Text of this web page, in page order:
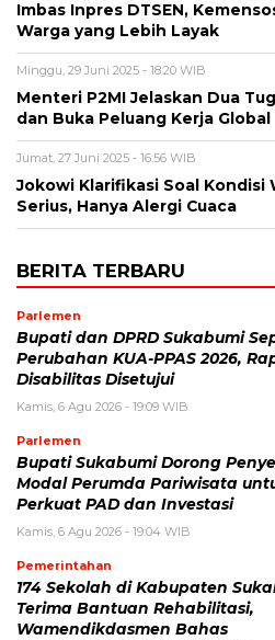
Imbas Inpres DTSEN,
Warga yang Lebih Layak
Minggu, 29 Juni 2025 - 18:20 WIB
Menteri P2MI Jelaskan Dua
dan Buka Peluang Kerja Global
Jumat, 27 Juni 2025 - 16:56 WIB
Jokowi Klarifikasi Soal Kondisi
Serius, Hanya Alergi Cuaca
BERITA TERBARU
Parlemen
Bupati dan DPRD Sukabumi
Perubahan KUA-PPAS 2026,
Disabilitas Disetujui
Kamis, 6 Agu 2026 - 19:09 WIB
Parlemen
Bupati Sukabumi Dorong
Modal Perumda Pariwisata
Perkuat PAD dan Investasi
Kamis, 6 Agu 2026 - 19:04 WIB
Pemerintahan
174 Sekolah di Kabupaten
Terima Bantuan Rehabilitasi,
Wamendikdasmen Bahas